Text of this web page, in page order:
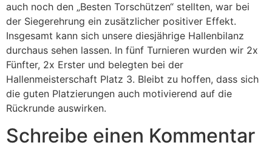
auch noch den „Besten Torschützen“ stellten, war bei
der Siegerehrung ein zusätzlicher positiver Effekt.
Insgesamt kann sich unsere diesjährige Hallenbilanz
durchaus sehen lassen. In fünf Turnieren wurden wir 2x
Fünfter, 2x Erster und belegten bei der
Hallenmeisterschaft Platz 3. Bleibt zu hoffen, dass sich
die guten Platzierungen auch motivierend auf die
Rückrunde auswirken.
Schreibe einen Kommentar